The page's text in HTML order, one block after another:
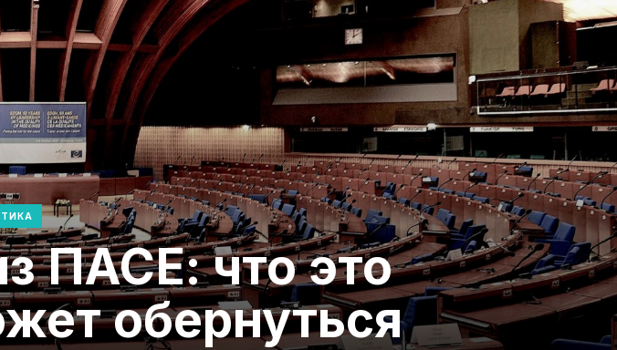
ПАСЕ: что это
обернуться